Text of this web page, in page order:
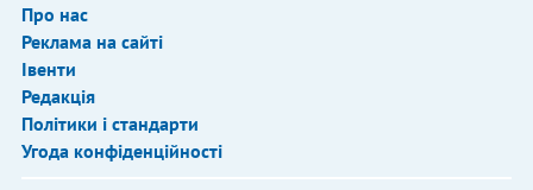
Про нас
Реклама на сайті
Івенти
Редакція
Політики і стандарти
Угода конфіденційності